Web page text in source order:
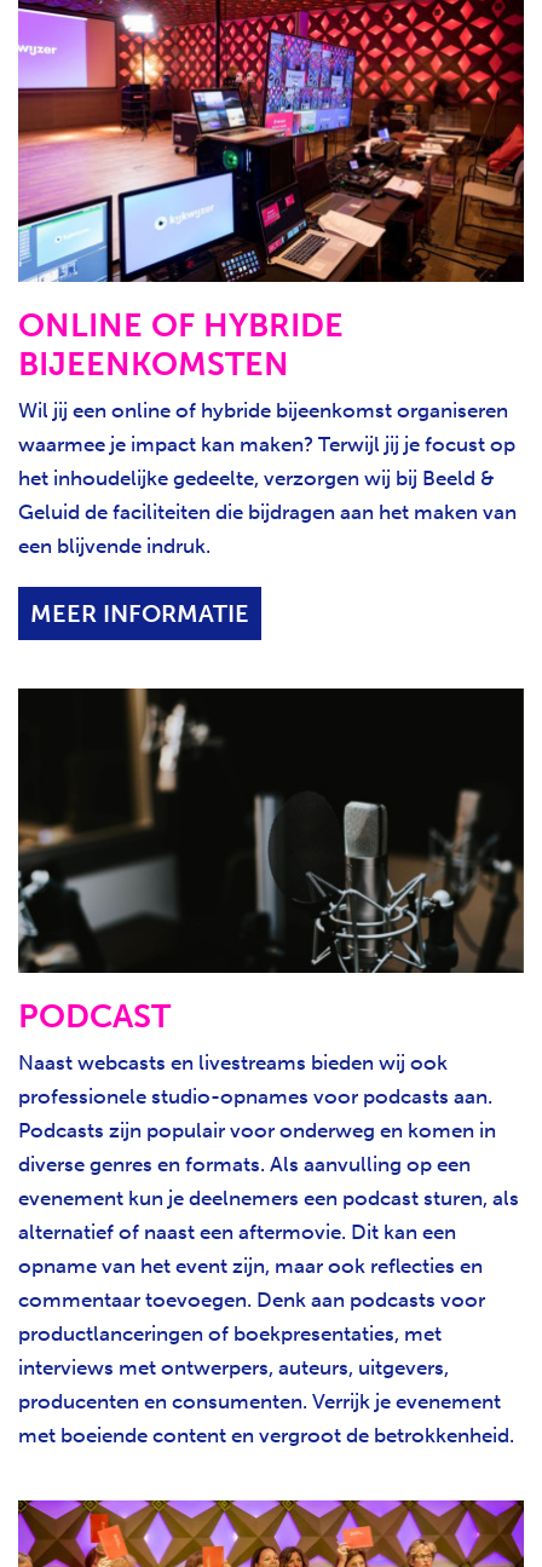
ONLINE OF HYBRIDE
BIJEENKOMSTEN
Wil jij een online of hybride bijeenkomst organiseren
waarmee je impact kan maken? Terwijl jij je focust op
het inhoudelijke gedeelte, verzorgen wij bij Beeld &
Geluid de faciliteiten die bijdragen aan het maken van
een blijvende indruk.
MEER INFORMATIE
PODCAST
Naast webcasts en livestreams bieden wij ook
professionele studio-opnames voor podcasts aan.
Podcasts zijn populair voor onderweg en komen in
diverse genres en formats. Als aanvulling op een
evenement kun je deelnemers een podcast sturen, als
alternatief of naast een aftermovie. Dit kan een
opname van het event zijn, maar ook reflecties en
commentaar toevoegen. Denk aan podcasts voor
productlanceringen of boekpresentaties, met
interviews met ontwerpers, auteurs, uitgevers,
producenten en consumenten. Verrijk je evenement
met boeiende content en vergroot de betrokkenheid.